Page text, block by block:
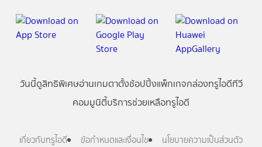
วันนี้ดูสิทธิพิเศษอ่านเกมตาตั้งช้อปปิ้งแพ็กเกจกล่องทรูไอดีทีวี
คอมมูนิตี้บริการช่วยเหลือทรูไอดี
เกี่ยวกับทรูไอดี ข้อกำหนดและเงื่อนไข
นโยบายความเป็นส่วนตัว